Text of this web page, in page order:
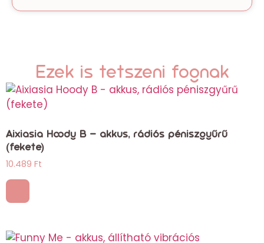
Ezek is tetszeni fognak
Aixiasia Hoody B – akkus, rádiós péniszgyűrű
(fekete)
10.489 Ft